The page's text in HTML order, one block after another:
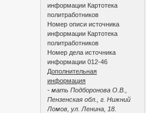
информации Картотека
политработников
Номер описи источника
информации Картотека
политработников
Номер дела источника
информации 012-46
Дополнительная
информация
- мать Подборонова О.В.,
Пензенская обл., г. Нижний
Ломов, ул. Ленина, 18.